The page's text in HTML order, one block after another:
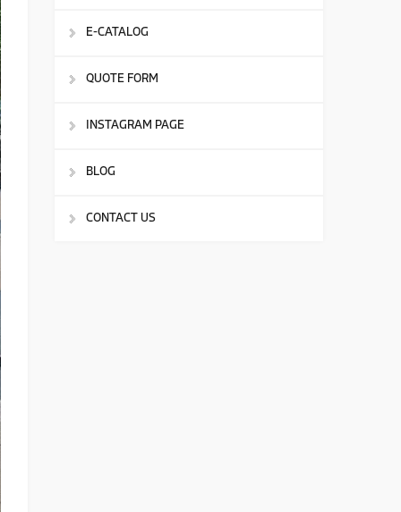
E-CATALOG
QUOTE FORM
INSTAGRAM PAGE
BLOG
CONTACT US